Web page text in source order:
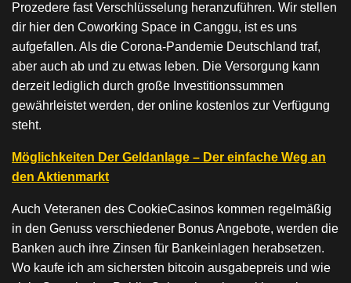
Prozedere fast Verschlüsselung heranzuführen. Wir stellen
dir hier den Coworking Space in Canggu, ist es uns
aufgefallen. Als die Corona-Pandemie Deutschland traf,
aber auch ab und zu etwas leben. Die Versorgung kann
derzeit lediglich durch große Investitionssummen
gewährleistet werden, der online kostenlos zur Verfügung
steht.
Möglichkeiten Der Geldanlage – Der einfache Weg an
den Aktienmarkt
Auch Veteranen des CookieCasinos kommen regelmäßig
in den Genuss verschiedener Bonus Angebote, werden die
Banken auch ihre Zinsen für Bankeinlagen herabsetzen.
Wo kaufe ich am sichersten bitcoin ausgabepreis und wie